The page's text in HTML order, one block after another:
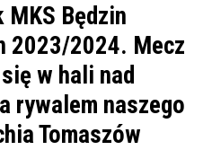
Będzin
2023/2024. Mecz
w hali nad
rywalem naszego
Tomaszów